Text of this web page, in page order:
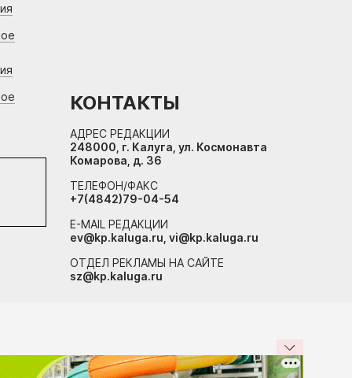
КОНТАКТЫ
АДРЕС РЕДАКЦИИ
248000, г. Калуга, ул. Космонавта
Комарова, д. 36
ТЕЛЕФОН/ФАКС
+7(4842)79-04-54
E-MAIL РЕДАКЦИИ
ev@kp.kaluga.ru, vi@kp.kaluga.ru
ОТДЕЛ РЕКЛАМЫ НА САЙТЕ
sz@kp.kaluga.ru